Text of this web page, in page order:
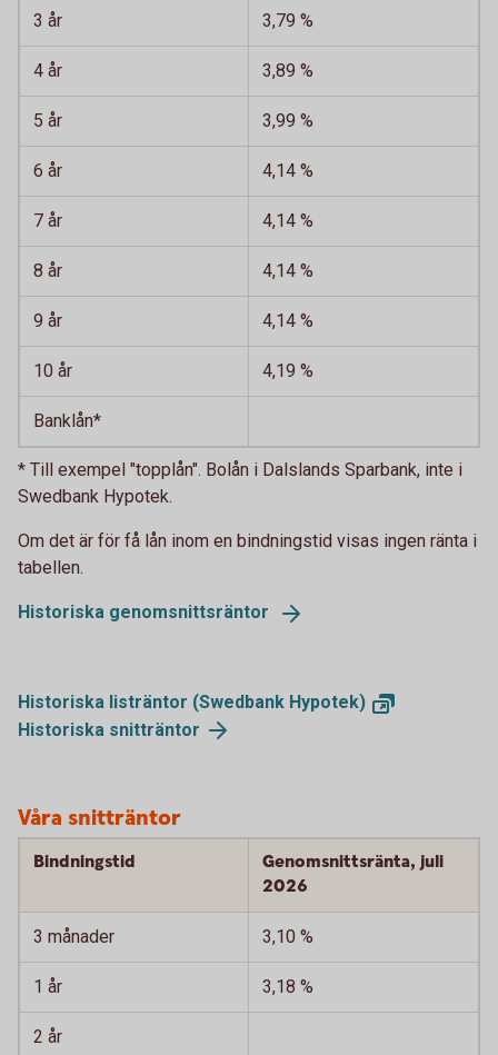
3 år 3,79 %
4 år 3,89 %
5 år 3,99 %
6 år 4,14 %
7 år 4,14 %
8 år 4,14 %
9 år 4,14 %
10 år 4,19 %
Banklån*
* Till exempel "topplån". Bolån i Dalslands Sparbank, inte i
Swedbank Hypotek.
Om det är för få lån inom en bindningstid visas ingen ränta i
tabellen.
Historiska genomsnittsräntor
Historiska listräntor (Swedbank Hypotek)
Historiska snitträntor
Våra snitträntor
Bindningstid
Genomsnittsränta, juli
2026
3 månader 3,10 %
1 år 3,18 %
2 år